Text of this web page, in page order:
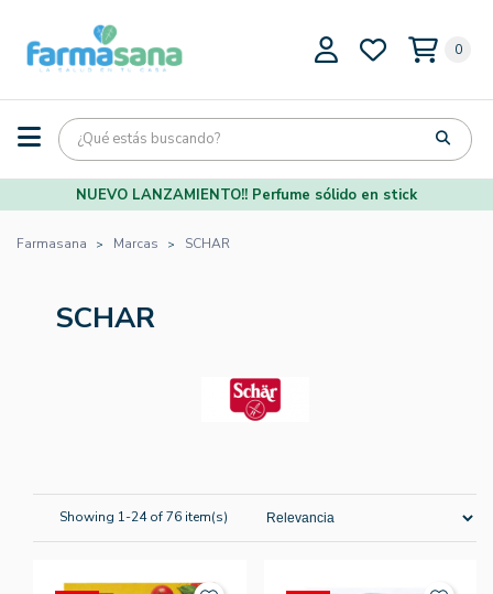
0
NUEVO LANZAMIENTO!! Perfume sólido en stick
Farmasana Marcas SCHAR
SCHAR
Showing 1-24 of 76 item(s)